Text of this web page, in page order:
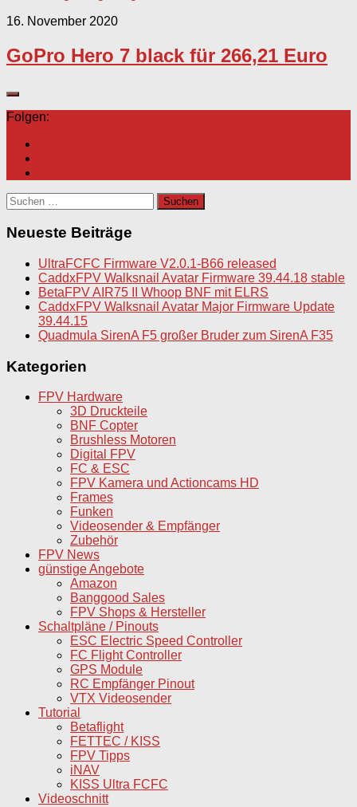
16. November 2020
GoPro Hero 7 black für 266,21 Euro
Folgen:
Suchen
nach:
Neueste Beiträge
UltraFCFC Firmware V2.0.1-B66 released
CaddxFPV Walksnail Avatar Firmware 39.44.18 stable
BetaFPV AIR75 II Whoop BNF mit ELRS
CaddxFPV Walksnail Avatar Major Firmware Update
39.44.15
Quadmula SirenA F5 großer Bruder zum SirenA F35
Kategorien
FPV Hardware
3D Druckteile
BNF Copter
Brushless Motoren
Digital FPV
FC & ESC
FPV Kamera und Actioncams HD
Frames
Funken
Videosender & Empfänger
Zubehör
FPV News
günstige Angebote
Amazon
Banggood Sales
FPV Shops & Hersteller
Schaltpläne / Pinouts
ESC Electric Speed Controller
FC Flight Controller
GPS Module
RC Empfänger Pinout
VTX Videosender
Tutorial
Betaflight
FETTEC / KISS
FPV Tipps
iNAV
KISS Ultra FCFC
Videoschnitt